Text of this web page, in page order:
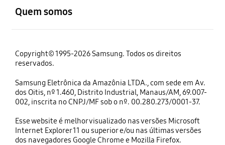
Quem somos
Copyright© 1995-2026 Samsung. Todos os direitos
reservados.
Samsung Eletrônica da Amazônia LTDA., com sede em Av.
dos Oitis, nº 1.460, Distrito Industrial, Manaus/AM, 69.007-
002, inscrita no CNPJ/MF sob o nº. 00.280.273/0001-37.
Esse website é melhor visualizado nas versões Microsoft
Internet Explorer 11 ou superior e/ou nas últimas versões
dos navegadores Google Chrome e Mozilla Firefox.